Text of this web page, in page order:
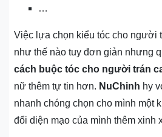
…
Việc lựa chọn kiểu tóc cho người
như thế nào tuy đơn giản nhưng
cách buộc tóc cho người trán
nữ thêm tự tin hơn. NuChinh hy
nhanh chóng chọn cho mình một
đổi diện mạo của mình thêm xinh